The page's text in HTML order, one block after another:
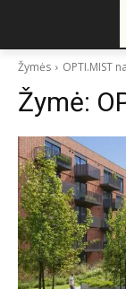
Žymės OPTI.MIST
Žymė: